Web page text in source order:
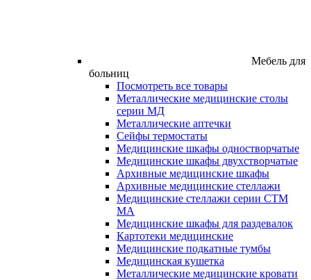
Мебель для
больниц
Посмотреть все товары
Металлические медицинские столы
серии МД
Металлические аптечки
Сейфы термостаты
Медицинские шкафы одностворчатые
Медицинские шкафы двухстворчатые
Архивные медицинские шкафы
Архивные медицинские стеллажи
Медицинские стеллажи серии СТМ
МА
Медицинские шкафы для раздевалок
Картотеки медицинские
Медицинские подкатные тумбы
Медицинская кушетка
Металлические медицинские кровати